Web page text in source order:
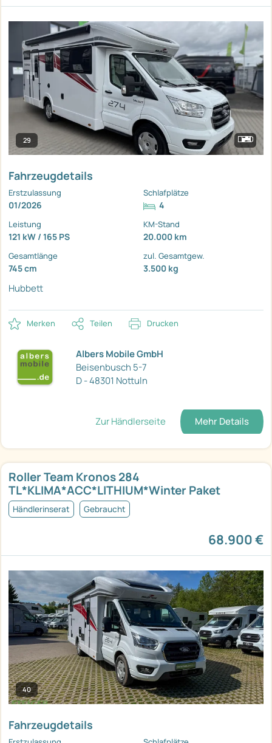
29
Fahrzeugdetails
Erstzulassung
01/2026
Schlafplätze
4
Leistung
121 kW / 165 PS
KM-Stand
20.000 km
Gesamtlänge
745 cm
zul. Gesamtgew.
3.500 kg
Hubbett
Merken Teilen Drucken
Albers Mobile GmbH
Beisenbusch 5-7
D - 48301 Nottuln
Zur Händlerseite Mehr Details
Roller Team Kronos 284
TL*KLIMA*ACC*LITHIUM*Winter Paket
Händlerinserat Gebraucht
68.900 €
40
Fahrzeugdetails